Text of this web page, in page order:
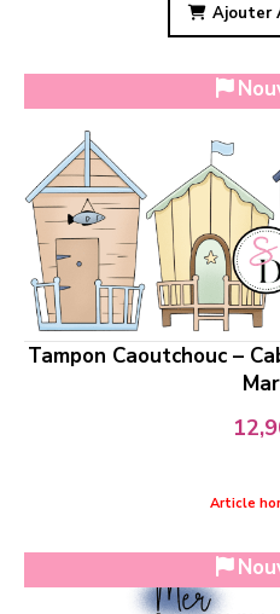
Ajouter
Tampon Caoutchouc –
Article